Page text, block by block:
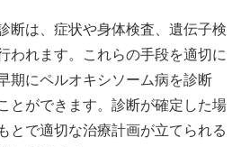
断は、症状や身体検査、遺伝子検
われます。これらの手段を適切に
期にペルオキシソーム病を診断
とができます。診断が確定した場
とで適切な治療計画が立てられる